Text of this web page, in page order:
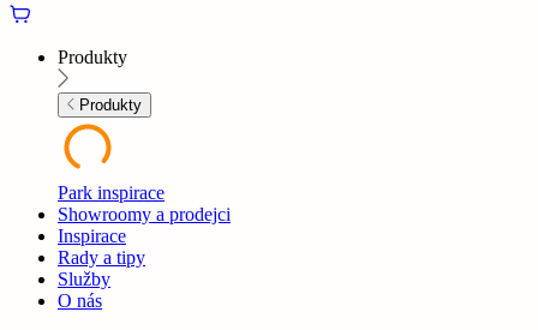
Produkty
Produkty
Park inspirace
Showroomy a prodejci
Inspirace
Rady a tipy
Služby
O nás